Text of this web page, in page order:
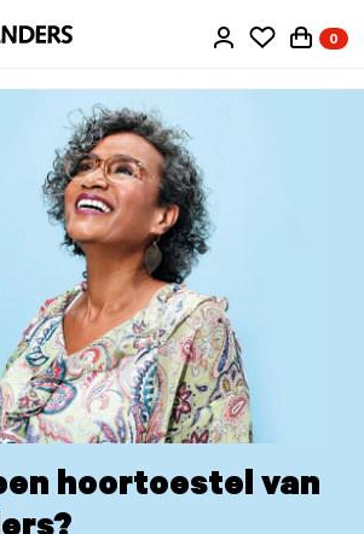
0
hoortoestel van